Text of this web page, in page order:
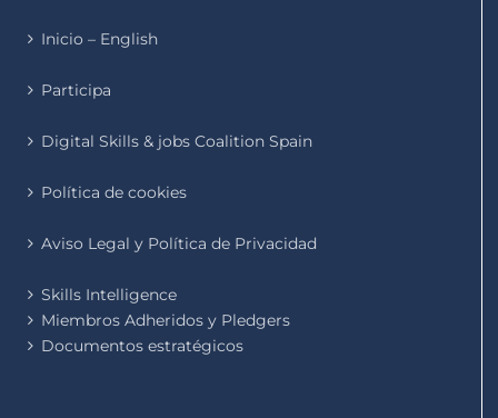
Inicio – English
Participa
Digital Skills & jobs Coalition Spain
Política de cookies
Aviso Legal y Política de Privacidad
Skills Intelligence
Miembros Adheridos y Pledgers
Documentos estratégicos